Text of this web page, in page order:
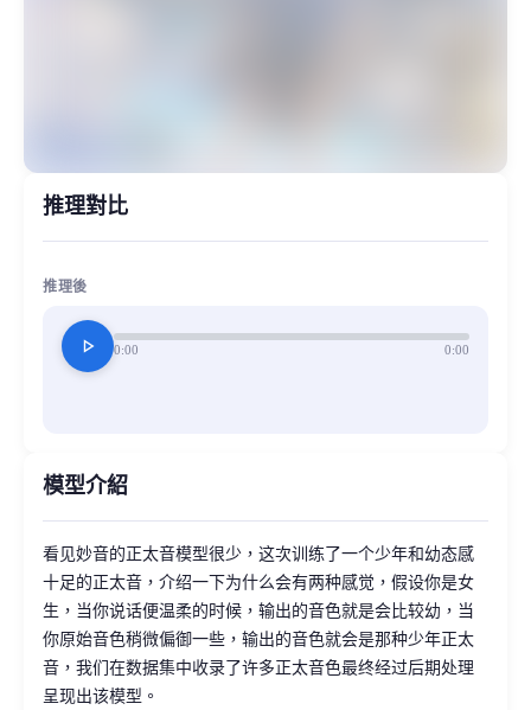
推理對比
推理後
play_arrow 0:00 0:00
模型介紹
看见妙音的正太音模型很少，这次训练了一个少年和幼态感
十足的正太音，介绍一下为什么会有两种感觉，假设你是女
生，当你说话便温柔的时候，输出的音色就是会比较幼，当
你原始音色稍微偏御一些，输出的音色就会是那种少年正太
音，我们在数据集中收录了许多正太音色最终经过后期处理
呈现出该模型。